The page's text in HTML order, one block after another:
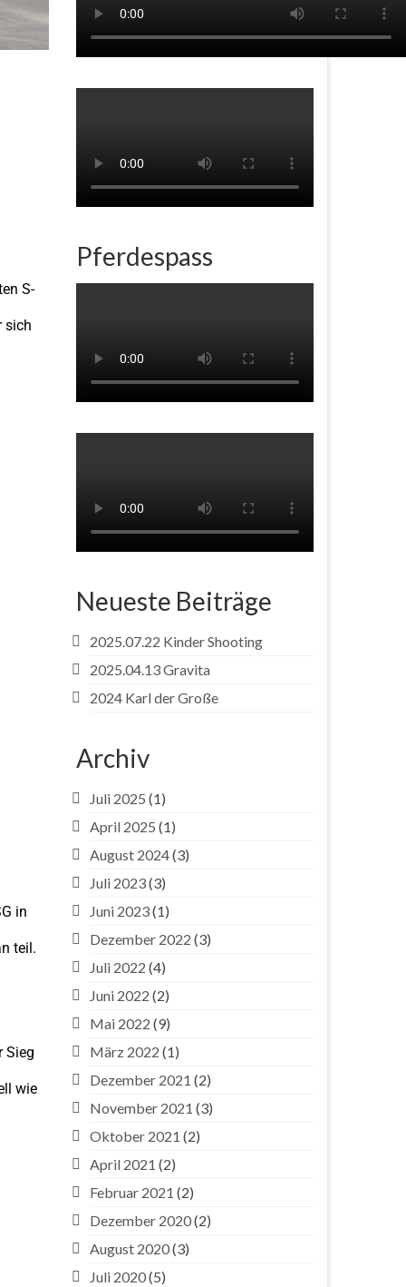
S-
sich
in
teil.
Sieg
wie
Pferdespass
Neueste Beiträge
2025.07.22 Kinder Shooting
2025.04.13 Gravita
2024 Karl der Große
Archiv
Juli 2025 (1)
April 2025 (1)
August 2024(3)
Juli 2023(3)
Juni 2023(1)
Dezember 2022 (3)
Juli 2022 (4)
Juni 2022 (2)
Mai 2022 (9)
März 2022 (1)
Dezember 2021 (2)
November 2021 (3)
Oktober 2021 (2)
April 2021 (2)
Februar 2021 (2)
Dezember 2020(2)
August 2020(3)
Juli 2020(5)